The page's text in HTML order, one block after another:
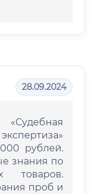
28.09.2024
рублей.
знания по
товаров.
проб и